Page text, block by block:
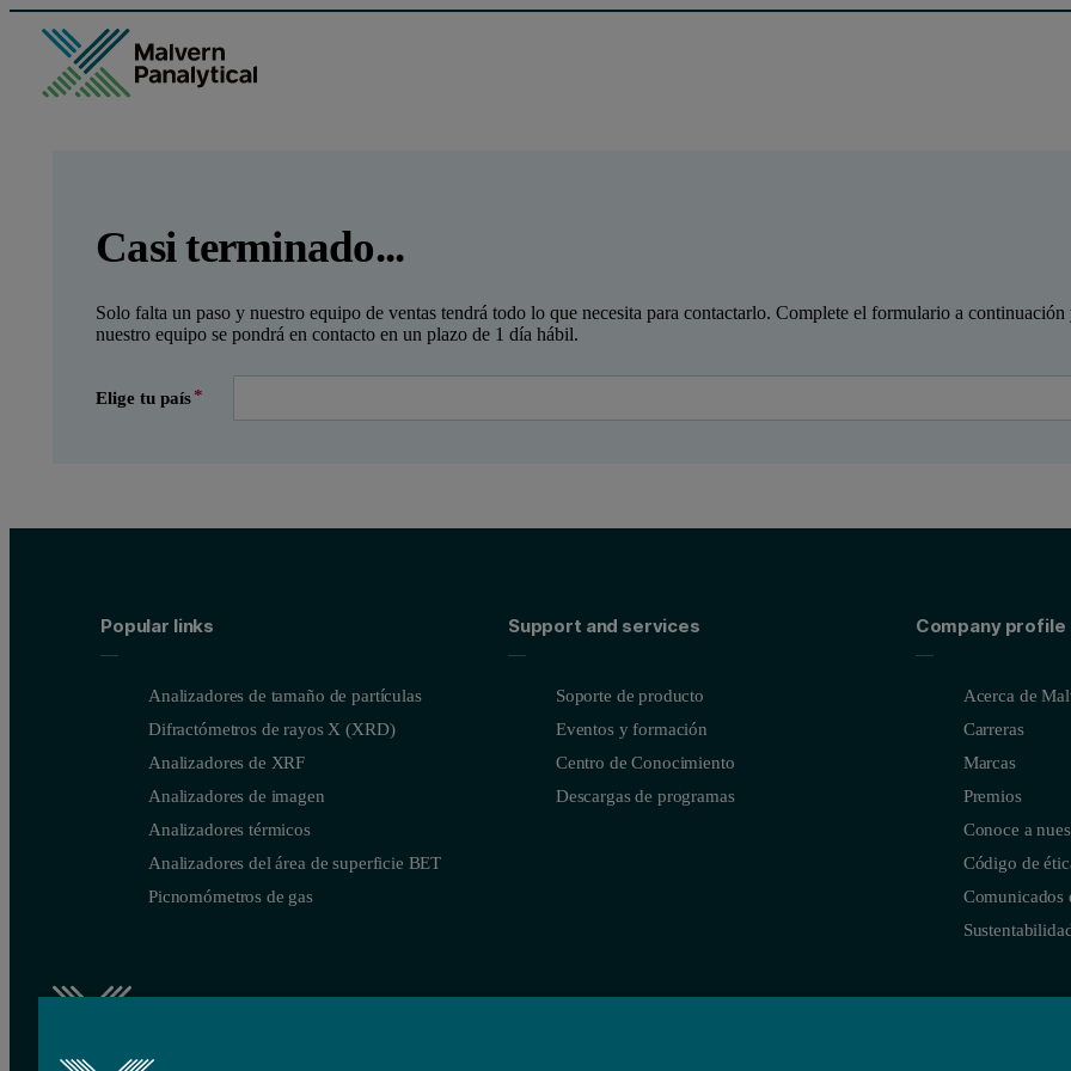
Casi terminado...
Solo falta un paso y nuestro equipo de ventas tendrá todo lo que necesita para contactarlo. Complete el formulario a continuación
nuestro equipo se pondrá en contacto en un plazo de 1 día hábil.
Elige tu país
Popular links
Analizadores de tamaño de partículas
Difractómetros de rayos X (XRD)
Analizadores de XRF
Analizadores de imagen
Analizadores térmicos
Analizadores del área de superficie BET
Picnomómetros de gas
Support and services
Soporte de producto
Eventos y formación
Centro de Conocimiento
Descargas de programas
Company profile
Acerca de
Carreras
Marcas
Premios
Conoce a
Código de
Comunicados